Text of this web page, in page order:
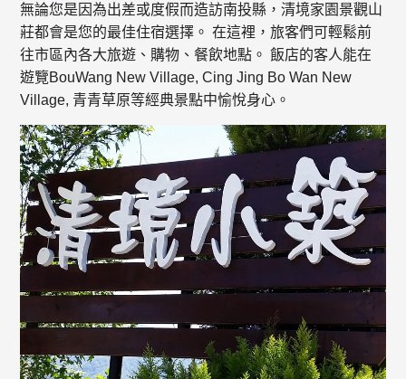
無論您是因為出差或度假而造訪南投縣，清境家園景觀山
莊都會是您的最佳住宿選擇。 在這裡，旅客們可輕鬆前
往市區內各大旅遊、購物、餐飲地點。 飯店的客人能在
遊覽BouWang New Village, Cing Jing Bo Wan New
Village, 青青草原等經典景點中愉悅身心。